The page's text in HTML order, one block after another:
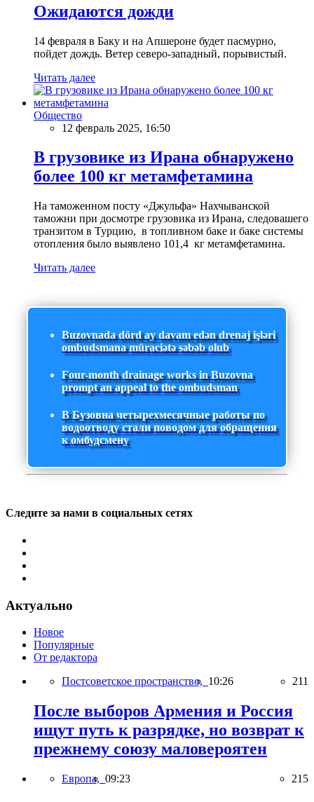
Ожидаются дожди
14 февраля в Баку и на Апшероне будет пасмурно,
пойдет дождь. Ветер северо-западный, порывистый.
Читать далее
Общество
12 февраль 2025, 16:50
В грузовике из Ирана обнаружено
более 100 кг метамфетамина
На таможенном посту «Джульфа» Нахчыванской
таможни при досмотре грузовика из Ирана, следовашего
транзитом в Турцию, в топливном баке и баке системы
отопления было выявлено 101,4 кг метамфетамина.
Читать далее
Buzovnada dörd ay davam edən drenaj işləri
ombudsmana müraciətə səbəb olub
Four-month drainage works in Buzovna
prompt an appeal to the ombudsman
В Бузовна четырехмесячные работы по
водоотводу стали поводом для обращения
к омбудсмену
Следите за нами в социальных сетях
Актуально
Новое
Популярные
От редактора
Постсоветское пространство, 10:26 211
После выборов Армения и Россия
ищут путь к разрядке, но возврат к
прежнему союзу маловероятен
Европа, 09:23 215